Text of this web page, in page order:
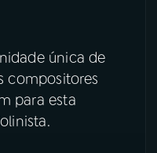
única de
compositores
para esta